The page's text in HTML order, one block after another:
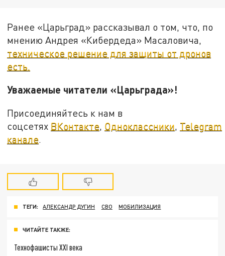
Ранее «Царьград» рассказывал о том, что, по
мнению Андрея «Кибердеда» Масаловича,
техническое решение для защиты от дронов
есть.
Уважаемые читатели «Царьграда»!
Присоединяйтесь к нам в
соцсетях ВКонтакте, Одноклассники, Telegram
канале.
ТЕГИ: АЛЕКСАНДР ДУГИН СВО МОБИЛИЗАЦИЯ
ЧИТАЙТЕ ТАКЖЕ:
Технофашисты XXI века